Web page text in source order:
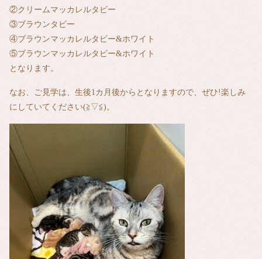
②クリームマッカレルタビー
③ブラウンタビー
④ブラウンマッカレルタビー&ホワイト
⑤ブラウンマッカレルタビー&ホワイト
となります。
なお、ご見学は、生後1カ月後からとなりますので、ぜひ!楽しみ
にしていてください(≧▽≦)。